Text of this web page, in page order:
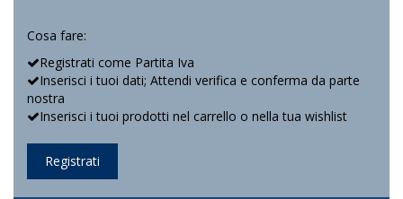
Cosa fare:
Registrati come Partita Iva
Inserisci i tuoi dati; Attendi verifica e conferma da parte
nostra
Inserisci i tuoi prodotti nel carrello o nella tua wishlist
Registrati